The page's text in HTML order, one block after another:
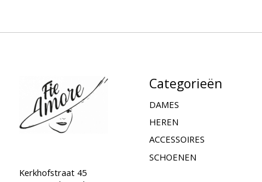
Kerkhofstraat 45
Categorieën
DAMES
HEREN
ACCESSOIRES
SCHOENEN